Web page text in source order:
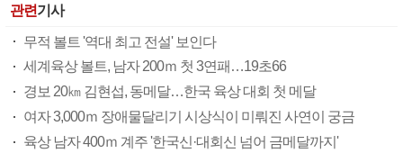
관련기사
무적 볼트 '역대 최고 전설' 보인다
세계육상 볼트, 남자 200ｍ 첫 3연패…19초66
경보 20㎞ 김현섭, 동메달…한국 육상 대회 첫 메달
여자 3,000ｍ 장애물달리기 시상식이 미뤄진 사연이 궁금
육상 남자 400ｍ 계주 '한국신·대회신 넘어 금메달까지'